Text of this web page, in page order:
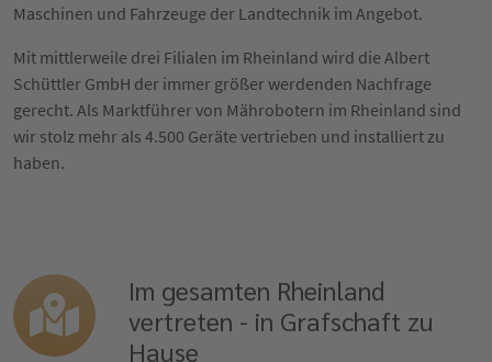
Maschinen und Fahrzeuge der Landtechnik im Angebot.
Mit mittlerweile drei Filialen im Rheinland wird die Albert
Schüttler GmbH der immer größer werdenden Nachfrage
gerecht. Als Marktführer von Mährobotern im Rheinland sind
wir stolz mehr als 4.500 Geräte vertrieben und installiert zu
haben.
Im gesamten Rheinland
vertreten - in Grafschaft zu
Hause